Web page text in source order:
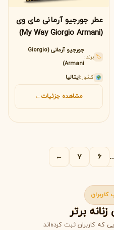
عطر جورجیو آرمانی مای وی
(My Way Giorgio Armani)
🏷 برند:
جورجیو آرمانی (Giorgio
Armani)
کشور:ایتالیا
مشاهده جزئیات←
۶ ۷ ←
کاربران
که کاربران ثبت کرده‌اند